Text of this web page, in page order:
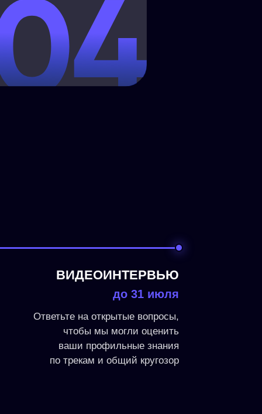
ВИДЕОИНТЕРВЬЮ
до 31 июля
Ответьте на открытые вопросы,
чтобы мы могли оценить
ваши профильные знания
по трекам и общий кругозор